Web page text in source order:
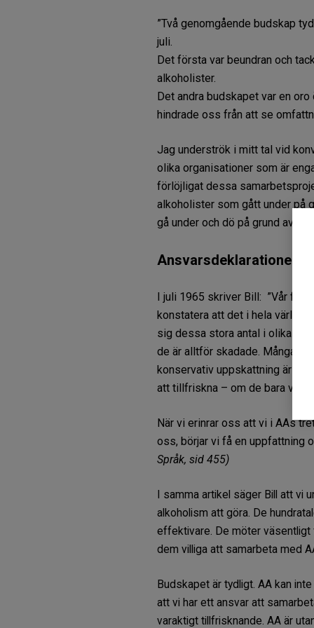
”Två genomgående budskap
juli.
Det första var beundran och
alkoholister.
Det andra budskapet var en
hindrade oss från att se
Jag underströk i mitt tal vid
olika organisationer som är
förlöjligat dessa
alkoholister som gått under på
gå under och dö på grund av att
Ansvarsdeklarationen
I juli 1965 skriver Bill: ”Vår
konstatera att det i hela
sig dessa stora antal i olika
de är alltför skadade. Många
konservativ uppskattning är att
att tillfriskna – om de bara
När vi erinrar oss att vi i AAs
oss, börjar vi få en uppfattning
Språk, sid 455)
I samma artikel säger Bill att vi
alkoholism att göra. De
effektivare. De möter väsentligt
dem villiga att samarbeta med
Budskapet är tydligt. AA kan
att vi har ett ansvar att
varaktigt tillfrisknande. AA är